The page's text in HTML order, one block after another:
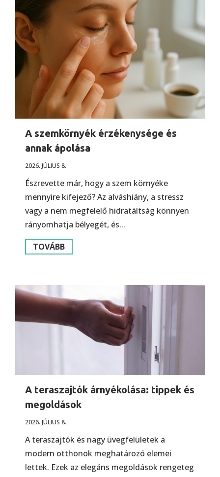
A szemkörnyék érzékenysége és
annak ápolása
2026. JÚLIUS 8.
Észrevette már, hogy a szem környéke
mennyire kifejező? Az alváshiány, a stressz
vagy a nem megfelelő hidratáltság könnyen
rányomhatja bélyegét, és...
TOVÁBB
A teraszajtók árnyékolása: tippek és
megoldások
2026. JÚLIUS 8.
A teraszajtók és nagy üvegfelületek a
modern otthonok meghatározó elemei
lettek. Ezek az elegáns megoldások rengeteg